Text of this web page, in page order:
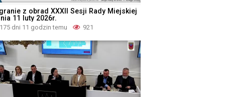
z obrad XXXII Sesji Rady Miejskiej
11 luty 2026r.
175 dni 11 godzin temu 921